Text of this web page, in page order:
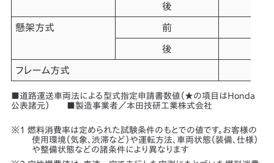
後
懸架方式 前
後
フレーム方式
■道路運送車両法による型式指定申請書数値（★の項目はHonda
公表諸元） ■製造事業者／本田技研工業株式会社
燃料消費率は定められた試験条件のもとでの値です。お客様の
使用環境（気象、渋滞など）や運転方法、車両状態（装備、仕様）
や整備状態などの諸条件により異なります